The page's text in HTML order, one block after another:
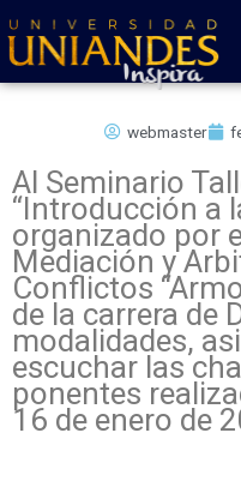
al
contenido
webmaster
Al Seminario
“Introducción a
organizado por
Mediación y
Conflictos
de la carrera de
modalidades,
escuchar las
ponentes
16 de enero de